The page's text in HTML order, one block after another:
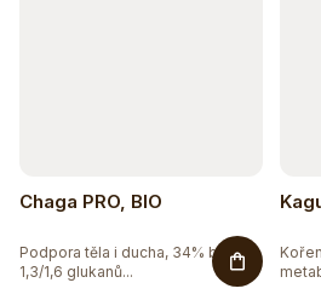
Chaga PRO, BIO
Podpora těla i ducha, 34% beta
1,3/1,6 glukanů...